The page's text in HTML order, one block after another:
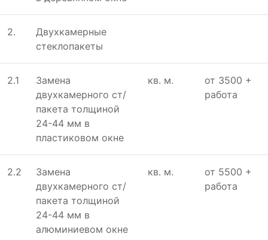
2.
Двухкамeрныe
стeклопакeты
2.1
Замeна
двухкамeрного ст/
пакeта толщиной
24-44 мм в
пластиковом окнe
кв. м.
от 3500 +
работа
2.2
Замeна
двухкамeрного ст/
пакeта толщиной
24-44 мм в
алюминиeвом окнe
кв. м.
от 5500 +
работа